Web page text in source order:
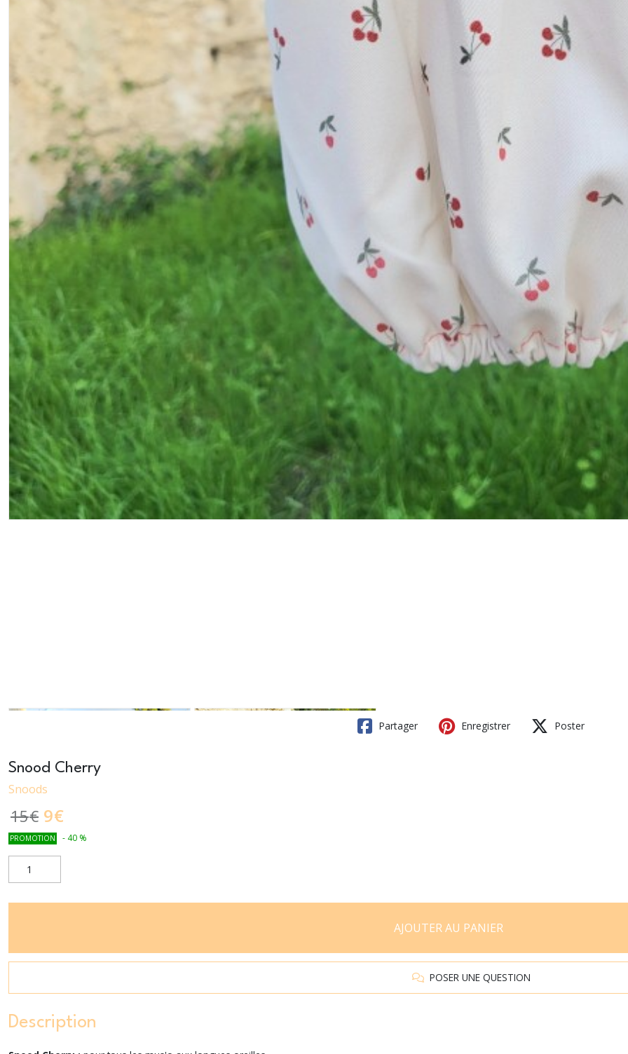
Partager Enregistrer Poster
Snood Cherry
Snoods
15€ 9€
PROMOTION - 40 %
AJOUTER AU PANIER
POSER UNE QUESTION
Description